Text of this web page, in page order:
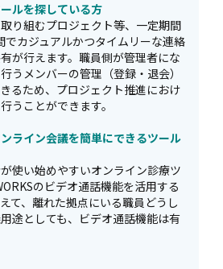
ルを探している方
り組むプロジェクト等、一定期間
でカジュアルかつタイムリーな連絡
が行えます。職員側が管理者にな
うメンバーの管理（登録・退会）
るため、プロジェクト推進におけ
うことができます。
ライン会議を簡単にできるツール
使い始めやすいオンライン診療ツ
のビデオ通話機能を活用する
て、離れた拠点にいる職員どうし
途としても、ビデオ通話機能は有